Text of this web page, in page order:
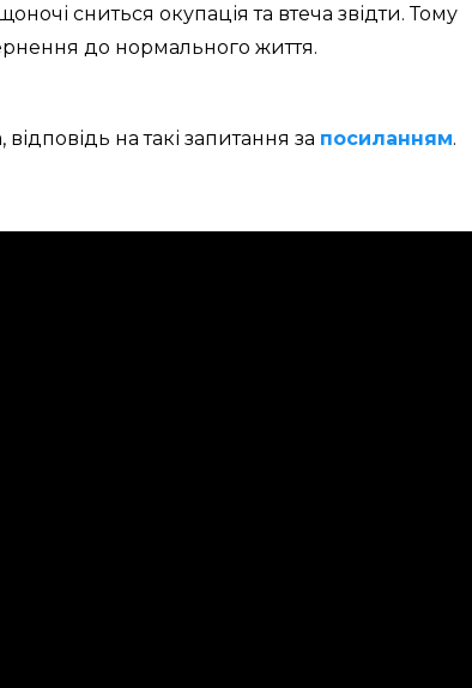
сниться окупація та втеча звідти. Тому
до нормального життя.
на такі запитання за посиланням.